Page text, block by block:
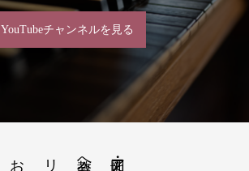
YouTubeチャンネルを見る